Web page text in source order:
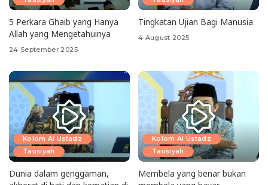
5 Perkara Ghaib yang Hanya
Allah yang Mengetahuinya
24 September 2025
Tingkatan Ujian Bagi Manusia
4 August 2025
Kolom Al Ustadz
Tausiyah
Dunia dalam genggaman,
Kolom Al Ustadz
Tausiyah
Membela yang benar bukan